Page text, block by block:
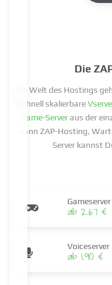
Die
Die Welt des Hostings
Schnell skalierbare
Game-Serveraus der
dann ZAP-Hosting.
Server kannst
Gameserver
ab 2.67 €
Voiceserver
ab 1.90 €